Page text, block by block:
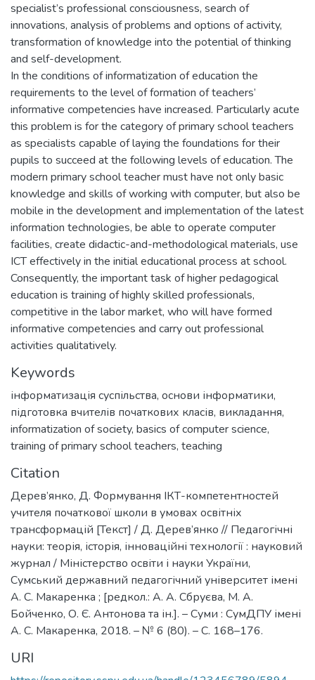
specialist’s professional consciousness, search of
innovations, analysis of problems and options of activity,
transformation of knowledge into the potential of thinking
and self-development.
In the conditions of informatization of education the
requirements to the level of formation of teachers’
informative competencies have increased. Particularly acute
this problem is for the category of primary school teachers
as specialists capable of laying the foundations for their
pupils to succeed at the following levels of education. The
modern primary school teacher must have not only basic
knowledge and skills of working with computer, but also be
mobile in the development and implementation of the latest
information technologies, be able to operate computer
facilities, create didactic-and-methodological materials, use
ICT effectively in the initial educational process at school.
Consequently, the important task of higher pedagogical
education is training of highly skilled professionals,
competitive in the labor market, who will have formed
informative competencies and carry out professional
activities qualitatively.
Keywords
інформатизація суспільства, основи інформатики,
підготовка вчителів початкових класів, викладання,
informatization of society, basics of computer science,
training of primary school teachers, teaching
Citation
Дерев’янко, Д. Формування ІКТ-компетентностей
учителя початкової школи в умовах освітніх
трансформацій [Текст] / Д. Дерев’янко // Педагогічні
науки: теорія, історія, інноваційні технології : науковий
журнал / Міністерство освіти і науки України,
Сумський державний педагогічний університет імені
А. С. Макаренка ; [редкол.: А. А. Сбруєва, М. А.
Бойченко, О. Є. Антонова та ін.]. – Суми : СумДПУ імені
А. С. Макаренка, 2018. – № 6 (80). – С. 168–176.
URI